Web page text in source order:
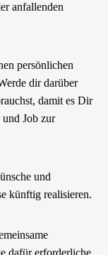
anfallenden
persönlichen
dir darüber
damit es Dir
Job zur
und
künftig realisieren.